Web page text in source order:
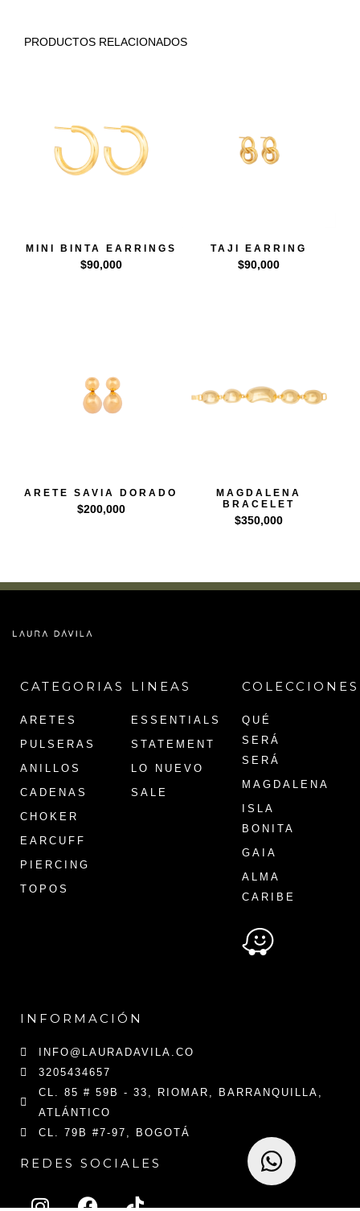
PRODUCTOS RELACIONADOS
MINI BINTA EARRINGS
$90,000
TAJI EARRING
$90,000
ARETE SAVIA DORADO
$200,000
MAGDALENA
BRACELET
$350,000
CATEGORIAS
ARETES
PULSERAS
ANILLOS
CADENAS
CHOKER
EARCUFF
PIERCING
TOPOS
LINEAS
ESSENTIALS
STATEMENT
LO NUEVO
SALE
COLECCIONES
QUÉ
SERÁ
SERÁ
MAGDALENA
ISLA
BONITA
GAIA
ALMA
CARIBE
INFORMACIÓN
INFO@LAURADAVILA.CO
3205434657
CL. 85 # 59B - 33, RIOMAR, BARRANQUILLA,
ATLÁNTICO
CL. 79B #7-97, BOGOTÁ
REDES SOCIALES
I
F
T